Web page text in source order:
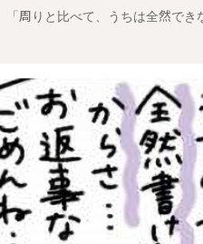
「周りと比べて、うちは全然で